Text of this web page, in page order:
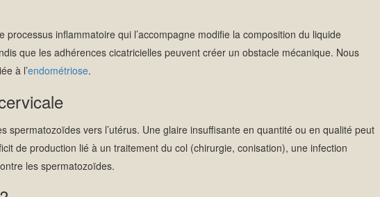
processus inflammatoire qui l’accompagne modifie la composition du liquide
que les adhérences cicatricielles peuvent créer un obstacle mécanique. Nous
à l’endométriose.
spermatozoïdes vers l’utérus. Une glaire insuffisante en quantité ou en qualité peut
de production lié à un traitement du col (chirurgie, conisation), une infection
les spermatozoïdes.